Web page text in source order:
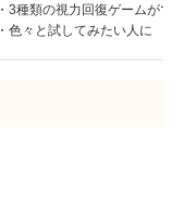
・3種類の視力回復ゲームができ
・色々と試してみたい人に